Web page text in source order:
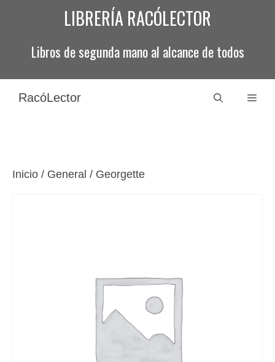
LIBRERÍA RACÓLECTOR
Libros de segunda mano al alcance de todos
RacóLector
Inicio / General / Georgette